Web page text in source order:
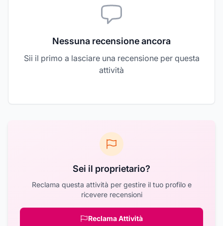
Nessuna recensione ancora
Sii il primo a lasciare una recensione per questa
attività
Sei il proprietario?
Reclama questa attività per gestire il tuo profilo e
ricevere recensioni
Reclama Attività